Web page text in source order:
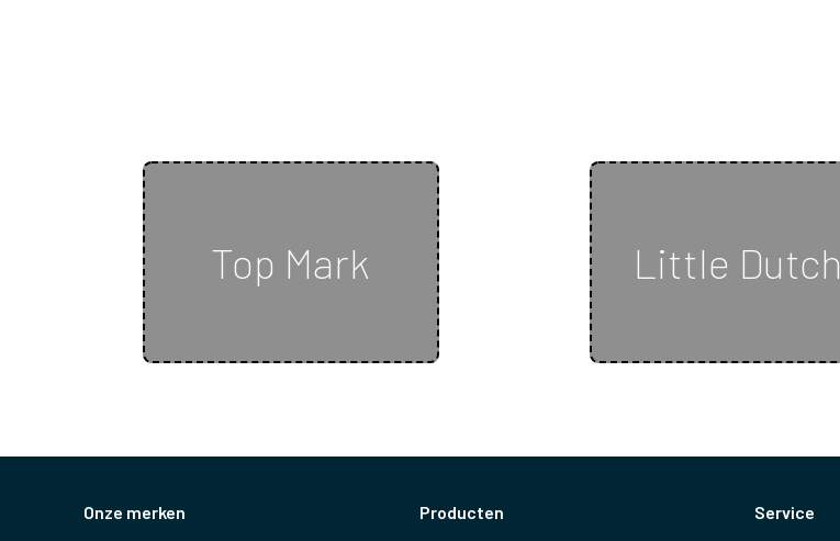
Top Mark Little Dutch
Onze merken Producten Service